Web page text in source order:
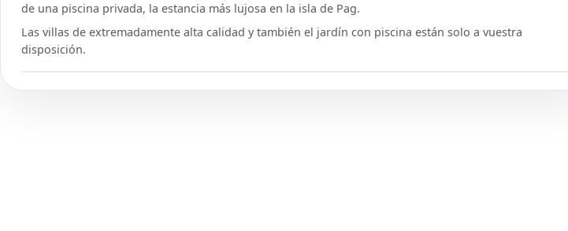
de una piscina privada, la estancia más lujosa en la isla de Pag.
Las villas de extremadamente alta calidad y también el jardín con piscina están solo a vuestra
disposición.